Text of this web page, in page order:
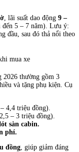
, lãi suất dao động 9 –
đến 5 – 7 năm). Lưu ý:
đầu, sau đó thả nổi theo
mua xe
2026 thường gồm 3
và tặng phụ kiện. Cụ
4,4 triệu đồng).
– 3 triệu đồng).
sàn cabin.
phí.
đồng, giúp giảm đáng